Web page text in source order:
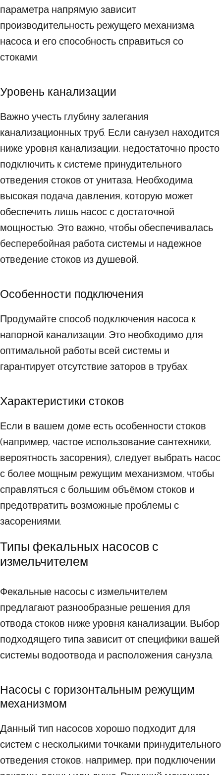
параметра напрямую зависит
производительность режущего механизма
насоса и его способность справиться со
стоками.
Уровень канализации
Важно учесть глубину залегания
канализационных труб. Если санузел находится
ниже уровня канализации, недостаточно просто
подключить к системе принудительного
отведения стоков от унитаза. Необходима
высокая подача давления, которую может
обеспечить лишь насос с достаточной
мощностью. Это важно, чтобы обеспечивалась
бесперебойная работа системы и надежное
отведение стоков из душевой.
Особенности подключения
Продумайте способ подключения насоса к
напорной канализации. Это необходимо для
оптимальной работы всей системы и
гарантирует отсутствие заторов в трубах.
Характеристики стоков
Если в вашем доме есть особенности стоков
(например, частое использование сантехники,
вероятность засорения), следует выбрать насос
с более мощным режущим механизмом, чтобы
справляться с большим объёмом стоков и
предотвратить возможные проблемы с
засорениями.
Типы фекальных насосов с
измельчителем
Фекальные насосы с измельчителем
предлагают разнообразные решения для
отвода стоков ниже уровня канализации. Выбор
подходящего типа зависит от специфики вашей
системы водоотвода и расположения санузла.
Насосы с горизонтальным режущим
механизмом
Данный тип насосов хорошо подходит для
систем с несколькими точками принудительного
отведения стоков, например, при подключении